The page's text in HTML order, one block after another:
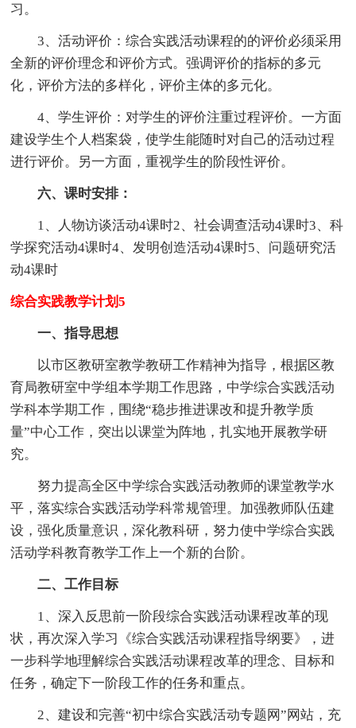
习。
3、活动评价：综合实践活动课程的的评价必须采用
全新的评价理念和评价方式。强调评价的指标的多元
化，评价方法的多样化，评价主体的多元化。
4、学生评价：对学生的评价注重过程评价。一方面
建设学生个人档案袋，使学生能随时对自己的活动过程
进行评价。另一方面，重视学生的阶段性评价。
六、课时安排：
1、人物访谈活动4课时2、社会调查活动4课时3、科
学探究活动4课时4、发明创造活动4课时5、问题研究活
动4课时
综合实践教学计划5
一、指导思想
以市区教研室教学教研工作精神为指导，根据区教
育局教研室中学组本学期工作思路，中学综合实践活动
学科本学期工作，围绕“稳步推进课改和提升教学质
量”中心工作，突出以课堂为阵地，扎实地开展教学研
究。
努力提高全区中学综合实践活动教师的课堂教学水
平，落实综合实践活动学科常规管理。加强教师队伍建
设，强化质量意识，深化教科研，努力使中学综合实践
活动学科教育教学工作上一个新的台阶。
二、工作目标
1、深入反思前一阶段综合实践活动课程改革的现
状，再次深入学习《综合实践活动课程指导纲要》，进
一步科学地理解综合实践活动课程改革的理念、目标和
任务，确定下一阶段工作的任务和重点。
2、建设和完善“初中综合实践活动专题网”网站，充